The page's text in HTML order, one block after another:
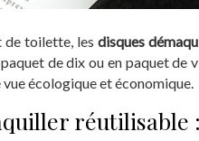
de toilette, lesdisques
de dix ou en paquet de
écologique et économique.
réutilisable